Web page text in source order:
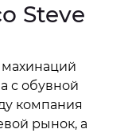
Steve
с обувной
компания
рынок, а